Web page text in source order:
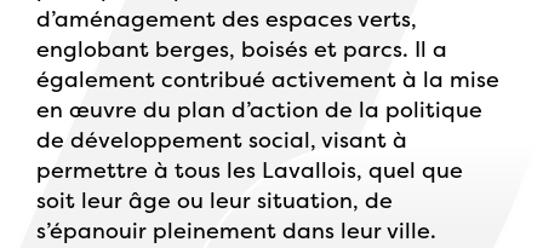
d’aménagement des espaces verts,
englobant berges, boisés et parcs. Il a
également contribué activement à la mise
en œuvre du plan d’action de la politique
de développement social, visant à
permettre à tous les Lavallois, quel que
soit leur âge ou leur situation, de
s’épanouir pleinement dans leur ville.